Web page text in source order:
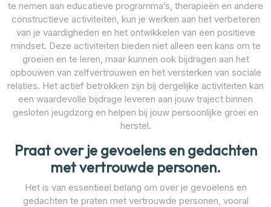
te nemen aan educatieve programma’s, therapieën en andere
constructieve activiteiten, kun je werken aan het verbeteren
van je vaardigheden en het ontwikkelen van een positieve
mindset. Deze activiteiten bieden niet alleen een kans om te
groeien en te leren, maar kunnen ook bijdragen aan het
opbouwen van zelfvertrouwen en het versterken van sociale
relaties. Het actief betrokken zijn bij dergelijke activiteiten kan
een waardevolle bijdrage leveren aan jouw traject binnen
gesloten jeugdzorg en helpen bij jouw persoonlijke groei en
herstel.
Praat over je gevoelens en gedachten
met vertrouwde personen.
Het is van essentieel belang om over je gevoelens en
gedachten te praten met vertrouwde personen, vooral